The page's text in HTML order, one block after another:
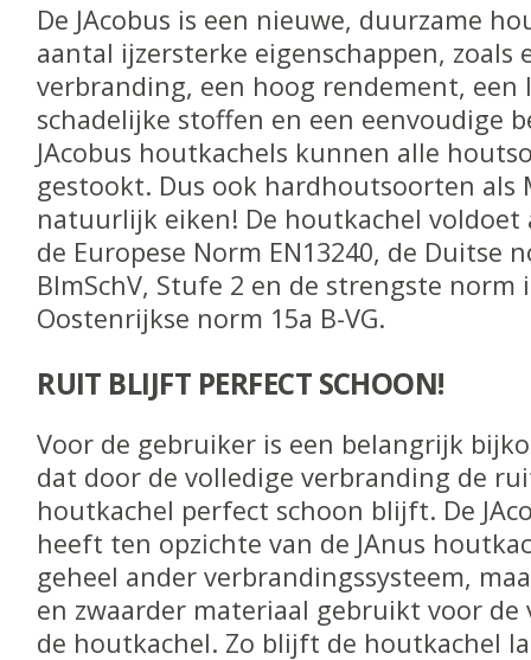
De JAcobus is een nieuwe, duurzame
aantal ijzersterke eigenschappen, zoals
verbranding, een hoog rendement,
schadelijke stoffen en een eenvoudige
JAcobus houtkachels kunnen alle
gestookt. Dus ook hardhoutsoorten als
natuurlijk eiken! De houtkachel voldoet
de Europese Norm EN13240, de Duitse
BImSchV, Stufe 2 en de strengste norm
Oostenrijkse norm 15a B-VG.
RUIT BLIJFT PERFECT SCHOON!
Voor de gebruiker is een belangrijk
dat door de volledige verbranding de
houtkachel perfect schoon blijft. De
heeft ten opzichte van de JAnus
geheel ander verbrandingssysteem,
en zwaarder materiaal gebruikt voor de
de houtkachel. Zo blijft de houtkachel